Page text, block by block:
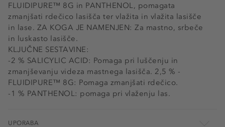
FLUIDIPURE™ 8G in PANTHENOL, pomagata
zmanjšati rdečico lasišča ter vlažita in vlažita lasišče
in lase. ZA KOGA JE NAMENJEN: Za mastno, srbeče
in luskasto lasišče.
KLJUČNE SESTAVINE:
-2 % SALICYLIC ACID: Pomaga pri luščenju in
zmanjševanju videza mastnega lasišča. 2,5 % -
FLUIDIPURE™ 8G: Pomaga zmanjšati rdečico.
-1 % PANTHENOL: pomaga pri vlaženju las.
UPORABA